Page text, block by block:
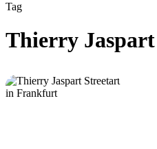
Tag
Thierry Jaspart